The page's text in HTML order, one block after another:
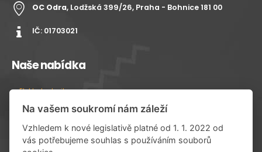
OC Odra, Lodžská 399/26, Praha - Bohnice 181 00
IČ: 01703021
Naše nabídka
Elektrotechnika
Kabely a vodiče
Data a komunikace
Svítidla a LED osvětlení
Na vašem soukromí nám záleží
Vzhledem k nové legislativě platné od 1. 1. 2022 od
vás potřebujeme souhlas s používáním souborů